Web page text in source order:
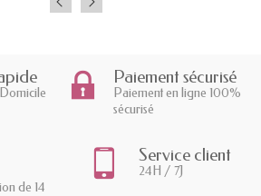
Paiement sécurisé
Paiement en ligne 100%
sécurisé
de 14
Service client
24H / 7J